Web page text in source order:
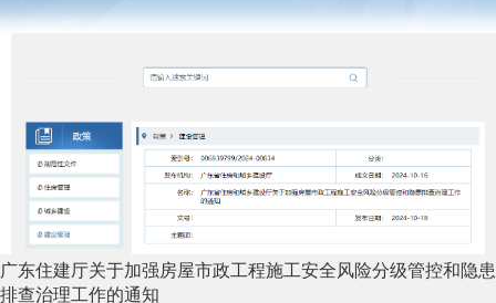
广东住建厅关于加强房屋市政工程施工安全风险分级管控和隐患
排查治理工作的通知